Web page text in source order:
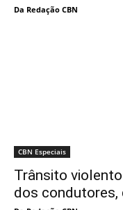
Da Redação CBN
CBN Especiais
Trânsito
dos